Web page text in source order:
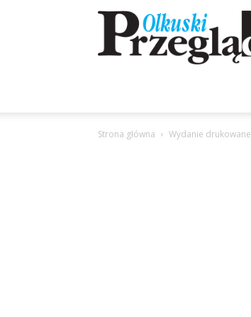
Przegląd
Olkuski
Strona główna Wydanie drukowane